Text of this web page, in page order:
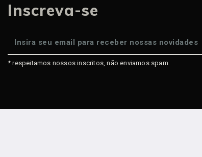
Inscreva-se
* respeitamos nossos inscritos, não enviamos spam.